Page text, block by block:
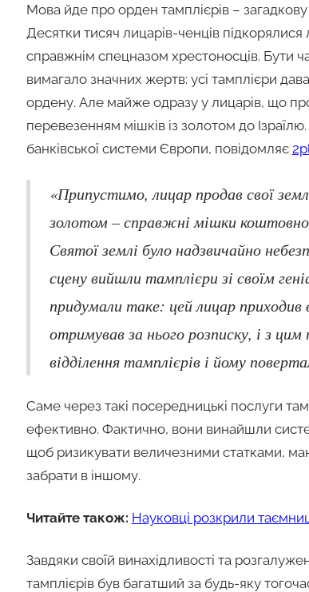
Мова йде про орден тамплієрів –
Десятки тисяч лицарів-ченців
справжнім спецназом хрестоносців. Бути
вимагало значних жертв: усі тамплієри
ордену. Але майже одразу у лицарів, що
перевезенням мішків із золотом до
банківської системи Європи, повідомляє
«Припустимо, лицар продав свої
золотом – справжні мішки
Святої землі було надзвичайно
сцену вийшли тамплієри зі своїм
придумали таке: цей лицар приходив
отримував за нього розписку, і з
відділення тамплієрів і йому
Саме через такі посередницькі послуги
ефективно. Фактично, вони винайшли
щоб ризикувати величезними статками,
забрати в іншому.
Читайте також: Науковці розкрили
Завдяки своїй винахідливості та
тамплієрів був багатший за будь-яку